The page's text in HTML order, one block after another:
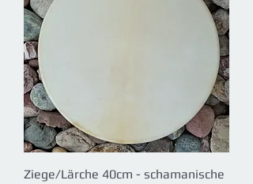
Ziege/Lärche 40cm - schamanische